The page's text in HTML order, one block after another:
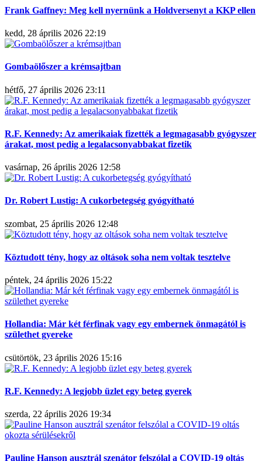
Frank Gaffney: Meg kell nyernünk a Holdversenyt a KKP ellen
kedd, 28 április 2026 22:19
Gombaölőszer a krémsajtban
hétfő, 27 április 2026 23:11
R.F. Kennedy: Az amerikaiak fizették a legmagasabb gyógyszer
árakat, most pedig a legalacsonyabbakat fizetik
vasárnap, 26 április 2026 12:58
Dr. Robert Lustig: A cukorbetegség gyógyítható
szombat, 25 április 2026 12:48
Köztudott tény, hogy az oltások soha nem voltak tesztelve
péntek, 24 április 2026 15:22
Hollandia: Már két férfinak vagy egy embernek önmagától is
születhet gyereke
csütörtök, 23 április 2026 15:16
R.F. Kennedy: A legjobb üzlet egy beteg gyerek
szerda, 22 április 2026 19:34
Pauline Hanson ausztrál szenátor felszólal a COVID-19 oltás